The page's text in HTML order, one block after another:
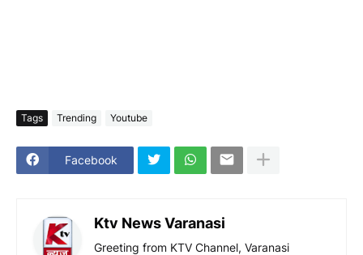
Tags Trending Youtube
Facebook
Ktv News Varanasi
Greeting from KTV Channel, Varanasi